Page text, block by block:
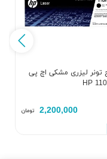
تونر لیزری مشکی اچ پی
2,200,000 تومان